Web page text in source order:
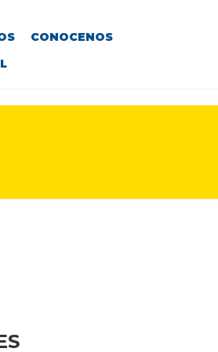
CONOCENOS